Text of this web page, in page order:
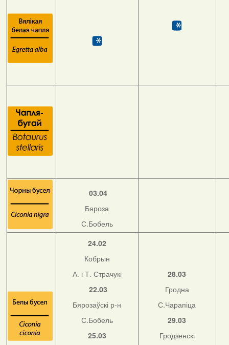
03.04
Бяроза
С.Бобель
24.02
Кобрын
А. і Т. Страчукі
22.03
Бярозаўскі р-н
С.Бобель
25.03
28.03
Гродна
С.Чарапіца
29.03
Гродзенскі